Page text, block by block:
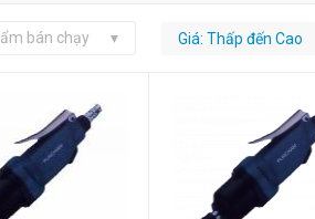
bán chạy Giá: Thấp đến Cao